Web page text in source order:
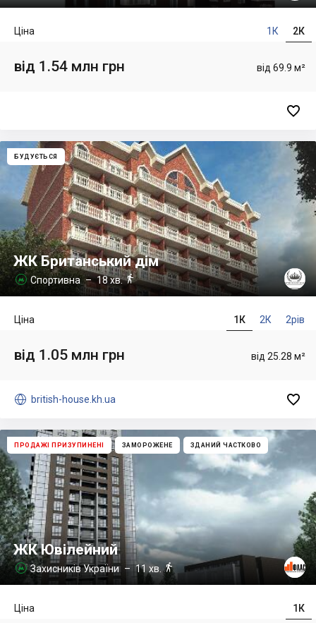
1К 2К
Ціна
від 69.9 м²
від 1.54 млн грн

БУДУЄТЬСЯ
ЖК Британський дім
 Спортивна – 18 хв.
1К 2К 2рів
Ціна
від 25.28 м²
від 1.05 млн грн
 british-house.kh.ua 
ПРОДАЖІ ПРИЗУПИНЕНІ ЗАМОРОЖЕНЕ ЗДАНИЙ ЧАСТКОВО
ЖК Ювілейний
 Захисників України– 11 хв.
1К
Ціна